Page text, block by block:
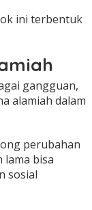
ini terbentuk
gangguan,
alamiah dalam
perubahan
lama bisa
sosial